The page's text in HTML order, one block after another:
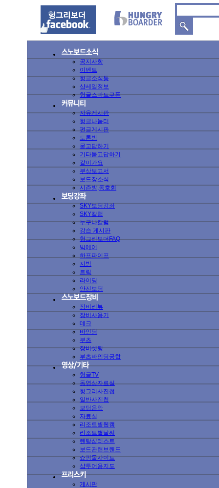
공지사항
이벤트
헝글소식통
샵세일정보
헝글스마트쿠폰
자유게시판
헝글나눔터
펀글게시판
토론방
묻고답하기
기타묻고답하기
같이가요
부상보고서
보드장소식
시즌방,동호회
SKY보딩강좌
SKY칼럼
누구나칼럼
강습 게시판
헝그리보더FAQ
빅에어
하프파이프
지빙
트릭
라이딩
안전보딩
장비리뷰
장비사용기
데크
바인딩
부츠
장비셋팅
부츠바인딩궁합
헝글TV
동영상자료실
헝그리사진첩
일반사진첩
보딩음악
자료실
리조트별웹캠
리조트별날씨
렌탈샵리스트
보드관련브랜드
쇼핑몰사이트
샵투어용지도
게시판